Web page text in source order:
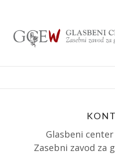
content
Glasbeni
Zasebni zavod za